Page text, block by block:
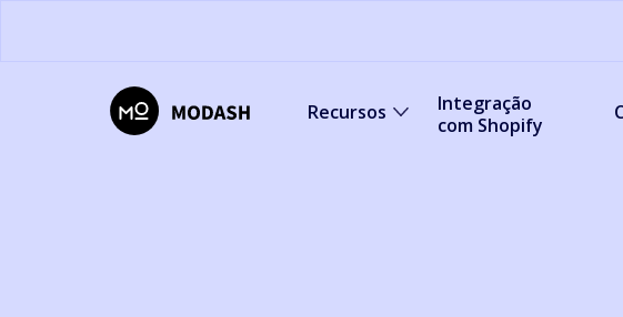
Recursos
Integração
com Shopify